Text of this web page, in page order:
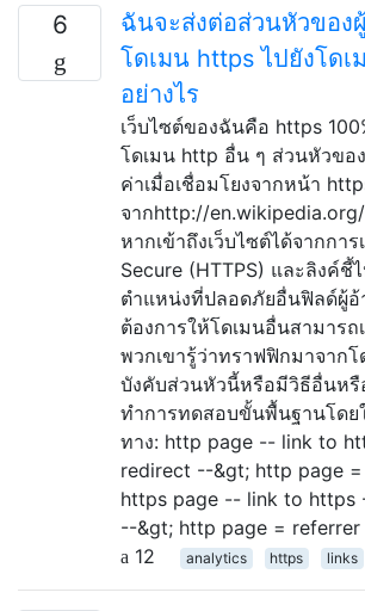
6
ฉันจะส่งต่อส่วนหัวของ
โดเมน https ไปยังโด
อย่างไร
เว็บไซต์ของฉันคือ https
โดเมน http อื่น ๆ ส่วนหัวขอ
ค่าเมื่อเชื่อมโยงจากหน้า
จากhttp://
หากเข้าถึงเว็บไซต์ได้จากกา
Secure (HTTPS) และลิงค์ชี้
ตำแหน่งที่ปลอดภัยอื่นฟิลด์ผู้อ้
ต้องการให้โดเมนอื่นสามารถ
พวกเขารู้ว่าทราฟฟิกมาจาก
บังคับส่วนหัวนี้หรือมีวิธีอื่นหรื
ทำการทดสอบขั้นพื้นฐานโดย
ทาง: http page -- link to
redirect --&gt; http page
https page -- link to https
--&gt; http page =
12
analytics https links